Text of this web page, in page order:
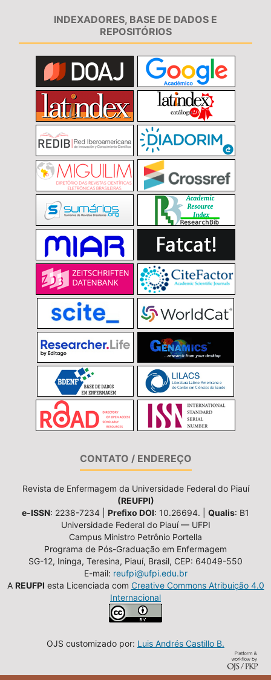
INDEXADORES, BASE DE DADOS E
REPOSITÓRIOS
CONTATO / ENDEREÇO
Revista de Enfermagem da Universidade Federal do Piauí
(REUFPI)
e-ISSN: 2238-7234 | Prefixo DOI: 10.26694. | Qualis: B1
Universidade Federal do Piauí — UFPI
Campus Ministro Petrônio Portella
Programa de Pós-Graduação em Enfermagem
SG-12, Ininga, Teresina, Piauí, Brasil, CEP: 64049-550
E-mail: reufpi@ufpi.edu.br
A REUFPI esta Licenciada com Creative Commons Atribuição 4.0
Internacional
OJS customizado por: Luis Andrés Castillo B.